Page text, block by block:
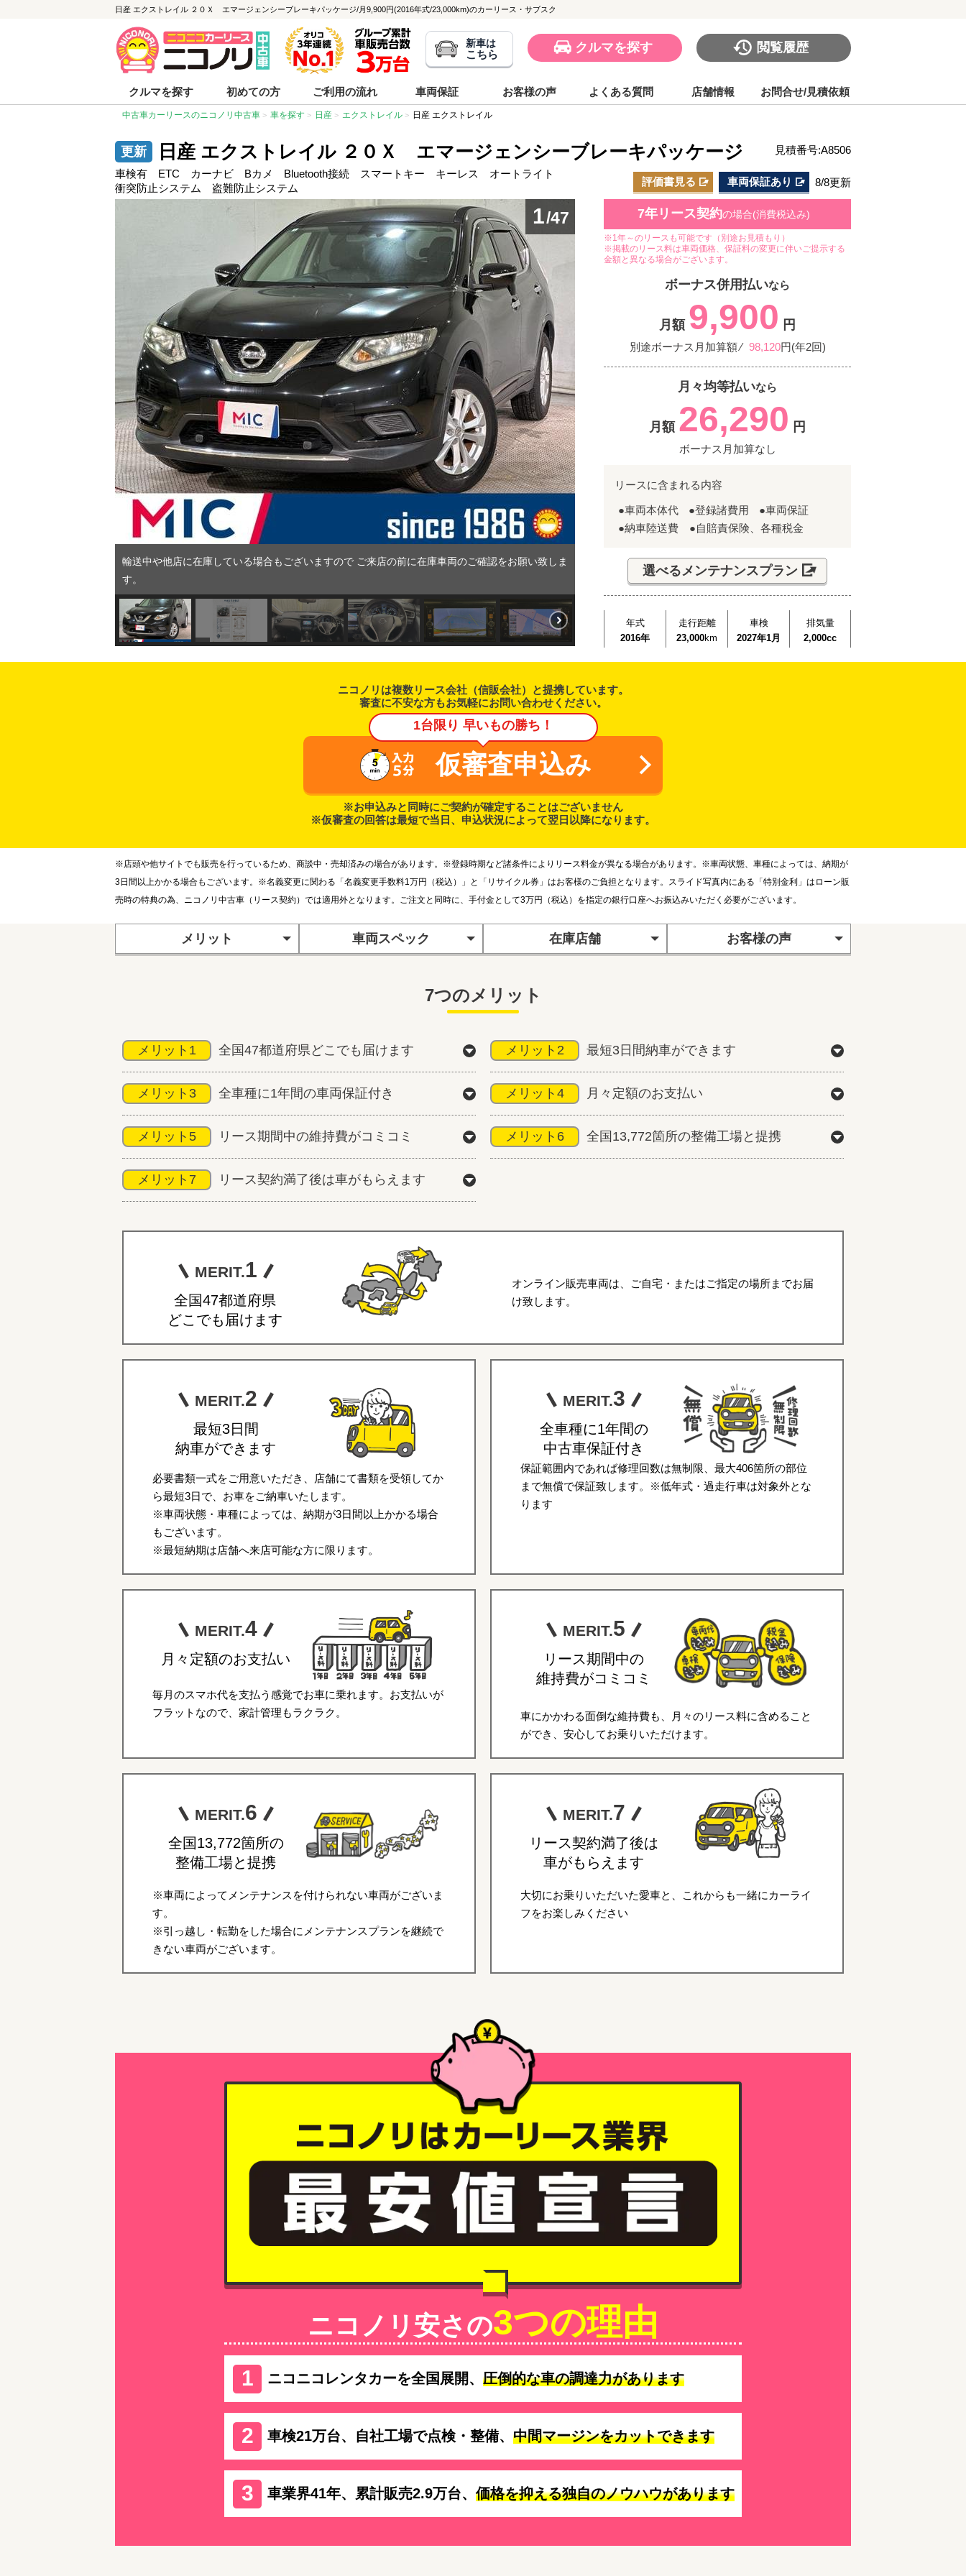
日産 エクストレイル ２０Ｘ エマージェンシーブレーキパッケージ/月9,900円(2016年式/23,000km)のカーリース・サブスク
新車は
こちら クルマを探す 閲覧履歴
クルマを探す 初めての方 ご利用の流れ 車両保証 お客様の声 よくある質問 店舗情報 お問合せ/見積依頼
中古車カーリースのニコノリ中古車 車を探す 日産 エクストレイル 日産 エクストレイル
日産 エクストレイル ２０Ｘ エマージェンシーブレーキパッケージ
見積番号:A8506
車検有 ETC カーナビ Bカメ Bluetooth接続 スマートキー キーレス オートライト
衝突防止システム 盗難防止システム
評価書見る 車両保証あり 8/8更新
1/47
輸送中や他店に在庫している場合もございますので ご来店の前に在庫車両のご確認をお願い致しま
す。
7年リース契約の場合(消費税込み)
※1年～のリースも可能です（別途お見積もり）
※掲載のリース料は車両価格、保証料の変更に伴いご提示する
金額と異なる場合がございます。
ボーナス併用払いなら
月額 9,900 円
別途ボーナス月加算額 ⁄ 98,120円(年2回)
月々均等払いなら
月額 26,290 円
ボーナス月加算なし
リースに含まれる内容
●車両本体代 ●登録諸費用
●車両保証
●納車陸送費 ●自賠責保険、各種税金
選べるメンテナンスプラン
年式
2016年
走行距離
23,000km
車検
2027年1月
排気量
2,000cc
ニコノリは複数リース会社（信販会社）と提携しています。
審査に不安な方もお気軽にお問い合わせください。
1台限り 早いもの勝ち！
仮審査申込み
※お申込みと同時にご契約が確定することはございません
※仮審査の回答は最短で当日、申込状況によって翌日以降になります。
※店頭や他サイトでも販売を行っているため、商談中・売却済みの場合があります。※登録時期など諸条件によりリース料金が異なる場合があります。※車両状態、車種によっては、納期が
3日間以上かかる場合もございます。※名義変更に関わる「名義変更手数料1万円（税込）」と「リサイクル券」はお客様のご負担となります。スライド写真内にある「特別金利」はローン販
売時の特典の為、ニコノリ中古車（リース契約）では適用外となります。ご注文と同時に、手付金として3万円（税込）を指定の銀行口座へお振込みいただく必要がございます。
メリット 車両スペック 在庫店舗 お客様の声
7つのメリット
メリット1 全国47都道府県どこでも届けます メリット2 最短3日間納車ができます
メリット3 全車種に1年間の車両保証付き メリット4 月々定額のお支払い
メリット5 リース期間中の維持費がコミコミ メリット6 全国13,772箇所の整備工場と提携
メリット7 リース契約満了後は車がもらえます
MERIT.1
全国47都道府県
どこでも届けます
オンライン販売車両は、ご自宅・またはご指定の場所までお届
け致します。
MERIT.2
最短3日間
納車ができます
必要書類一式をご用意いただき、店舗にて書類を受領してか
ら最短3日で、お車をご納車いたします。
※車両状態・車種によっては、納期が3日間以上かかる場合
もございます。
※最短納期は店舗へ来店可能な方に限ります。
MERIT.3
全車種に1年間の
中古車保証付き
保証範囲内であれば修理回数は無制限、最大406箇所の部位
まで無償で保証致します。※低年式・過走行車は対象外とな
ります
MERIT.4
月々定額のお支払い
毎月のスマホ代を支払う感覚でお車に乗れます。お支払いが
フラットなので、家計管理もラクラク。
MERIT.5
リース期間中の
維持費がコミコミ
車にかかわる面倒な維持費も、月々のリース料に含めること
ができ、安心してお乗りいただけます。
MERIT.6
全国13,772箇所の
整備工場と提携
※車両によってメンテナンスを付けられない車両がございま
す。
※引っ越し・転勤をした場合にメンテナンスプランを継続で
きない車両がございます。
MERIT.7
リース契約満了後は
車がもらえます
大切にお乗りいただいた愛車と、これからも一緒にカーライ
フをお楽しみください
ニコノリ安さの3つの理由
ニコニコレンタカーを全国展開、 圧倒的な車の調達力があります
車検21万台、自社工場で点検・整備、 中間マージンをカットできます
車業界41年、累計販売2.9万台、 価格を抑える独自のノウハウがあります